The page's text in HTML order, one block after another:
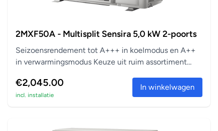
2MXF50A - Multisplit Sensira 5,0 kW 2-poorts
Seizoensrendement tot A+++ in koelmodus en A++
in verwarmingsmodus Keuze uit ruim assortiment
€2,045.00
incl. installatie
In winkelwagen